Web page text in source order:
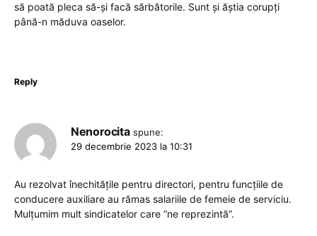
să poată pleca să-și facă sărbătorile. Sunt și ăștia corupți
până-n măduva oaselor.
Reply
Nenorocita spune:
29 decembrie 2023 la 10:31
Au rezolvat înechitățile pentru directori, pentru funcțiile de
conducere auxiliare au rămas salariile de femeie de serviciu.
Mulțumim mult sindicatelor care ”ne reprezintă”.